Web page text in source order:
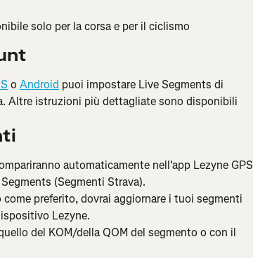
solo per la corsa e per il ciclismo
o Android puoi impostare Live Segments di
Altre istruzioni più dettagliate sono disponibili
automaticamente nell'app Lezyne GPS
(Segmenti Strava).
preferito, dovrai aggiornare i tuoi segmenti
Lezyne.
del KOM/della QOM del segmento o con il